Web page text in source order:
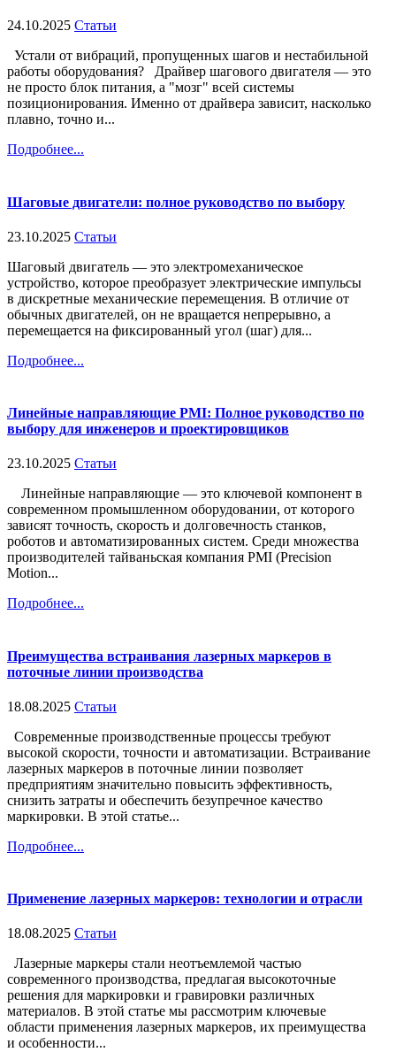
24.10.2025 Статьи
Устали от вибраций, пропущенных шагов и нестабильной
работы оборудования? Драйвер шагового двигателя — это
не просто блок питания, а "мозг" всей системы
позиционирования. Именно от драйвера зависит, насколько
плавно, точно и...
Подробнее...
Шаговые двигатели: полное руководство по выбору
23.10.2025 Статьи
Шаговый двигатель — это электромеханическое
устройство, которое преобразует электрические импульсы
в дискретные механические перемещения. В отличие от
обычных двигателей, он не вращается непрерывно, а
перемещается на фиксированный угол (шаг) для...
Подробнее...
Линейные направляющие PMI: Полное руководство по
выбору для инженеров и проектировщиков
23.10.2025 Статьи
Линейные направляющие — это ключевой компонент в
современном промышленном оборудовании, от которого
зависят точность, скорость и долговечность станков,
роботов и автоматизированных систем. Среди множества
производителей тайваньская компания PMI (Precision
Motion...
Подробнее...
Преимущества встраивания лазерных маркеров в
поточные линии производства
18.08.2025 Статьи
Современные производственные процессы требуют
высокой скорости, точности и автоматизации. Встраивание
лазерных маркеров в поточные линии позволяет
предприятиям значительно повысить эффективность,
снизить затраты и обеспечить безупречное качество
маркировки. В этой статье...
Подробнее...
Применение лазерных маркеров: технологии и отрасли
18.08.2025 Статьи
Лазерные маркеры стали неотъемлемой частью
современного производства, предлагая высокоточные
решения для маркировки и гравировки различных
материалов. В этой статье мы рассмотрим ключевые
области применения лазерных маркеров, их преимущества
и особенности...